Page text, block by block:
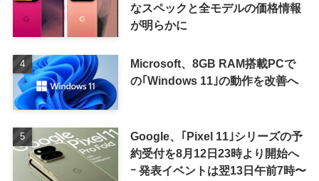
なスペックと全モデルの価格情報
が明らかに
Microsoft、8GB RAM搭載PCで
の｢Windows 11｣の動作を改善へ
Google、｢Pixel 11｣シリーズの予
約受付を8月12日23時より開始へ
ｰ 発表イベントは翌13日午前7時〜